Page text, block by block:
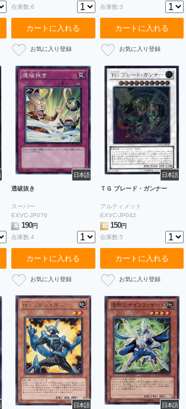
在庫数:6
カートに入れる
在庫数:3
カートに入れる
日本語
透破抜き
スーパー
EXVC-JP076
A
190円
在庫数:4
カートに入れる
日本語
ＴＧ ブレード・ガンナー
アルティメット
EXVC-JP042
B 150円
在庫数:5
カートに入れる
日本語 日本語